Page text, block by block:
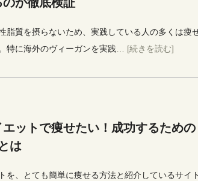
脂質を摂らないため、実践している人の多くは痩
特に海外のヴィーガンを実践 … [続きを読む]
ットで痩せたい！成功するための
は
を、とても簡単に痩せる方法と紹介しているサイ